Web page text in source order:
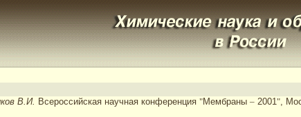
В.И. Всероссийская научная конференция "Мембраны –2001",